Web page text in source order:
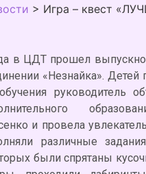
> Игра – квест
в ЦДТ прошел
«Незнайка». Детей
руководитель
и провела
различные
были спрятаны